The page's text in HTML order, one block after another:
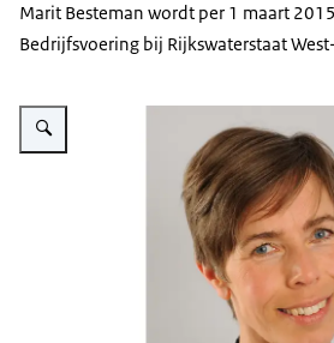
Marit Besteman wordt per 1 maart
Bedrijfsvoering bij Rijkswaterstaat
Vergroot afbeelding Besteman_M.